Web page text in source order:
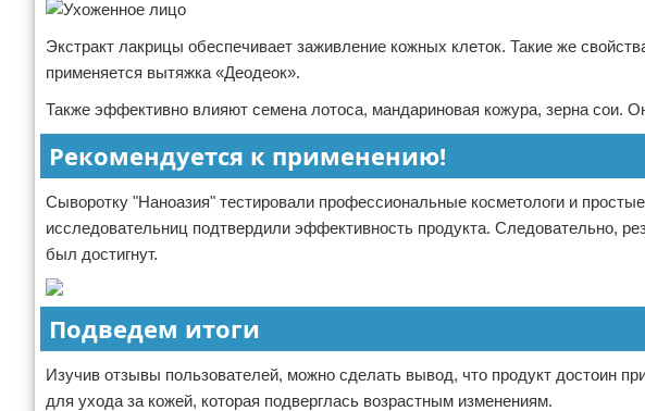
Экстракт лакрицы обеспечивает заживление кожных клеток. Такие же
применяется вытяжка «Деодеок».
Также эффективно влияют семена лотоса, мандариновая кожура, зерна сои.
Рекомендуется к применению!
Сыворотку "Наноазия" тестировали профессиональные косметологи и
исследовательниц подтвердили эффективность продукта. Следовательно,
был достигнут.
Подведем итоги
Изучив отзывы пользователей, можно сделать вывод, что продукт достоин
для ухода за кожей, которая подверглась возрастным изменениям.